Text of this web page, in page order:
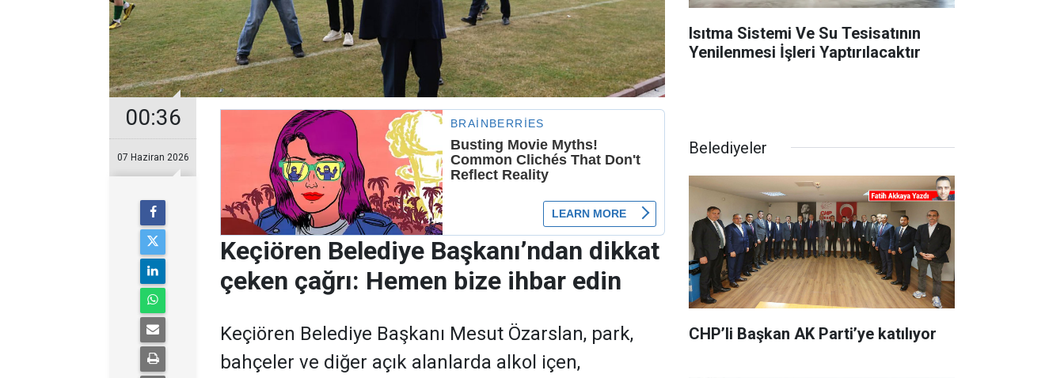
00:36
07 Haziran 2026
Keçiören Belediye Başkanı’ndan dikkat
çeken çağrı: Hemen bize ihbar edin
Keçiören Belediye Başkanı Mesut Özarslan, park,
bahçeler ve diğer açık alanlarda alkol içen,
Isıtma Sistemi Ve Su Tesisatının
Yenilenmesi İşleri Yaptırılacaktır
Belediyeler
CHP’li Başkan AK Parti’ye katılıyor